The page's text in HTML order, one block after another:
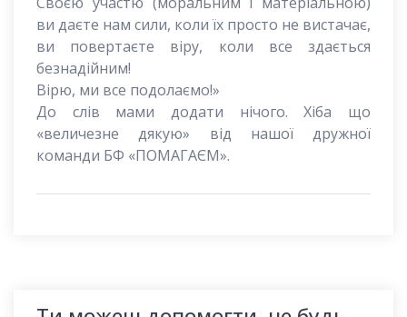
ви даєте нам сили, коли їх просто не вистачає,
ви повертаєте віру, коли все здається
безнадійним!
Вірю, ми все подолаємо!»
До слів мами додати нічого. Хіба що
«величезне дякую» від нашої дружної
команди БФ «ПОМАГАЄМ».